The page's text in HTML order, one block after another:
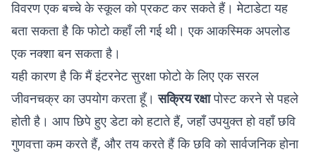
विवरण एक बच्चे के स्कूल को प्रकट कर सकते हैं। मेटाडेटा यह
बता सकता है कि फोटो कहाँ ली गई थी। एक आकस्मिक अपलोड
एक नक्शा बन सकता है।
यही कारण है कि मैं इंटरनेट सुरक्षा फोटो के लिए एक सरल
जीवनचक्र का उपयोग करता हूँ।सक्रिय रक्षापोस्ट करने से पहले
होती है। आप छिपे हुए डेटा को हटाते हैं, जहाँ उपयुक्त हो वहाँ छवि
गुणवत्ता कम करते हैं, और तय करते हैं कि छवि को सार्वजनिक होना